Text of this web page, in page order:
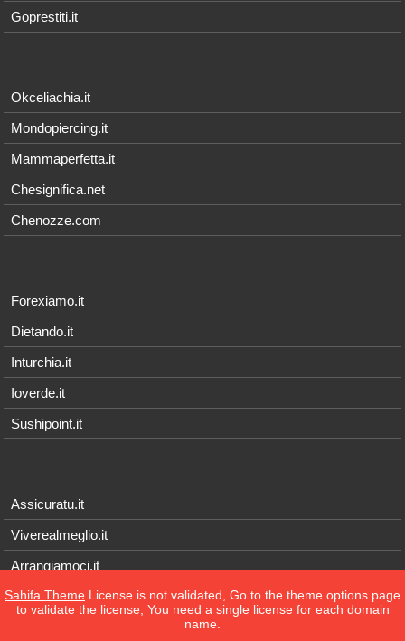
Goprestiti.it
Okceliachia.it
Mondopiercing.it
Mammaperfetta.it
Chesignifica.net
Chenozze.com
Forexiamo.it
Dietando.it
Inturchia.it
Ioverde.it
Sushipoint.it
Assicuratu.it
Viverealmeglio.it
Arrangiamoci.it
Tecnichef.it
Sahifa Theme License is not validated, Go to the theme options page
to validate the license, You need a single license for each domain
name.